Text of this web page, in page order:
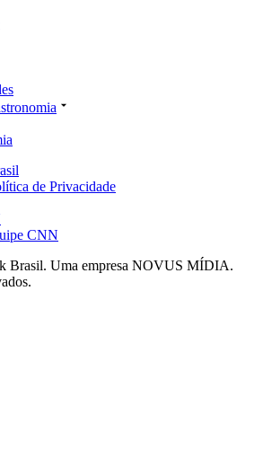
de Privacidade
CNN
Brasil. Uma empresa NOVUS MÍDIA.